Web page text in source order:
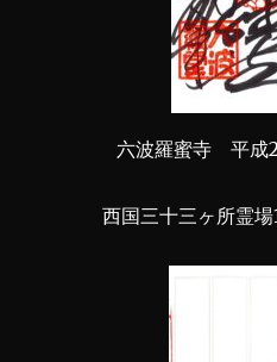
六波羅蜜寺 平成
西国三十三ヶ所霊